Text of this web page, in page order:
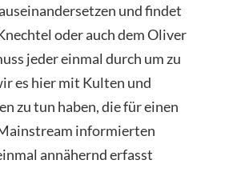
und findet
oder auch dem Oliver
jeder einmal durch um zu
es hier mit Kulten und
zu tun haben, die für einen
informierten
annähernd erfasst